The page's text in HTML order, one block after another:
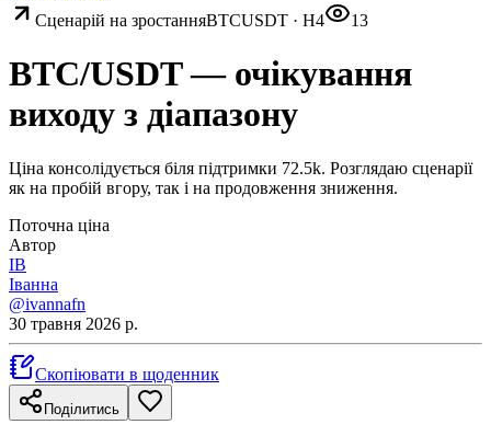
Сценарій на зростанняBTCUSDT · H4 13
BTC/USDT — очікування
виходу з діапазону
Ціна консолідується біля підтримки 72.5k. Розглядаю сценарії
як на пробій вгору, так і на продовження зниження.
Поточна ціна
Автор
ІВ
Іванна
@ivannafn
30 травня 2026 р.
Скопіювати в щоденник
Поділитись